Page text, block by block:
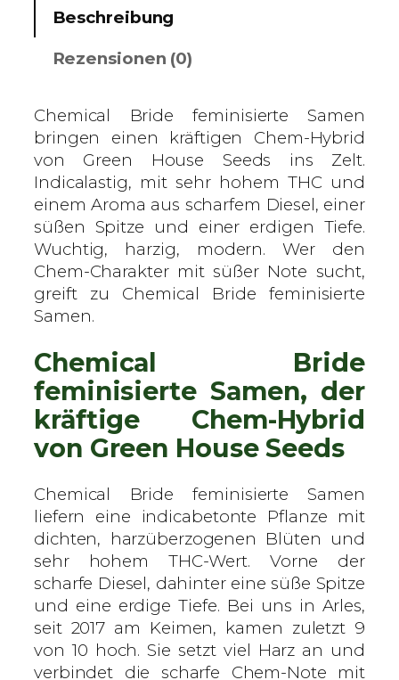
0
i
d
e
–
G
r
e
e
n
H
u
s
e
S
e
d
s
–
f
e
m
i
n
i
Beschreibung
Rezensionen (0)
Chemical Bride feminisierte Samen
bringen einen kräftigen Chem-Hybrid
von Green House Seeds ins Zelt.
Indicalastig, mit sehr hohem THC und
einem Aroma aus scharfem Diesel, einer
süßen Spitze und einer erdigen Tiefe.
Wuchtig, harzig, modern. Wer den
Chem-Charakter mit süßer Note sucht,
greift zu Chemical Bride feminisierte
Samen.
Chemical Bride
feminisierte Samen, der
kräftige Chem-Hybrid
von Green House Seeds
Chemical Bride feminisierte Samen
liefern eine indicabetonte Pflanze mit
dichten, harzüberzogenen Blüten und
sehr hohem THC-Wert. Vorne der
scharfe Diesel, dahinter eine süße Spitze
und eine erdige Tiefe. Bei uns in Arles,
seit 2017 am Keimen, kamen zuletzt 9
von 10 hoch. Sie setzt viel Harz an und
verbindet die scharfe Chem-Note mit